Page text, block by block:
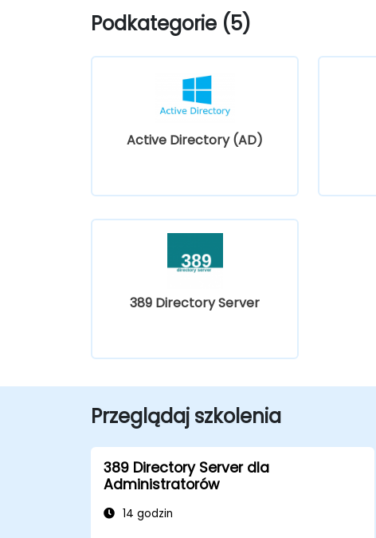
Podkategorie (5)
Active Directory (AD)
389 Directory Server
Przeglądaj szkolenia
389 Directory Server dla
Administratorów
14 godzin